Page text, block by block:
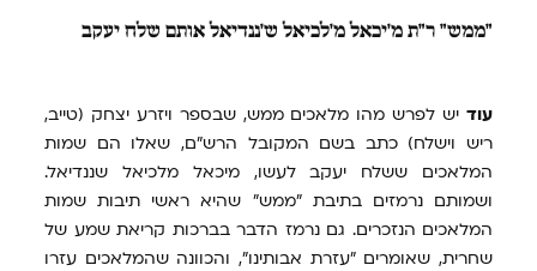
"ממש" ר"ת מ'יכאל מ'לכיאל ש'ננדיאל אותם שלח יעקב
עוד יש לפרש מהו מלאכים ממש, שבספר ויזרע יצחק (טייב,
ריש וישלח) כתב בשם המקובל הרש"ם, שאלו הם שמות
המלאכים ששלח יעקב לעשו, מיכאל מלכיאל שננדיאל.
ושמותם נרמזים בתיבת "ממש" שהיא ראשי תיבות שמות
המלאכים הנזכרים. גם נרמז הדבר בברכות קריאת שמע של
שחרית, שאומרים "עזרת אבותינו", והכוונה שהמלאכים עזרו